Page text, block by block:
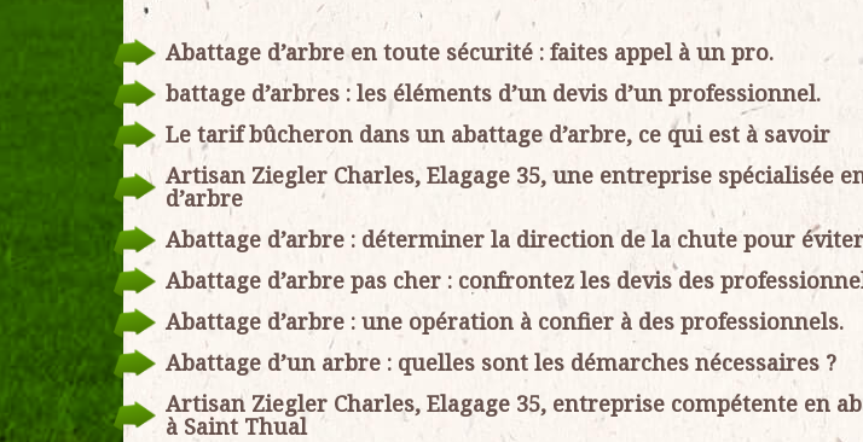
Abattage d’arbre en toute sécurité : faites appel à un pro.
battage d’arbres : les éléments d’un devis d’un professionnel.
Le tarif bûcheron dans un abattage d’arbre, ce qui est à savoir
Artisan Ziegler Charles, Elagage 35, une entreprise spécialisée
d’arbre
Abattage d’arbre : déterminer la direction de la chute pour
Abattage d’arbre pas cher : confrontez les devis des
Abattage d’arbre : une opération à confier à des professionnels.
Abattage d’un arbre : quelles sont les démarches nécessaires ?
Artisan Ziegler Charles, Elagage 35, entreprise compétente en
à Saint Thual